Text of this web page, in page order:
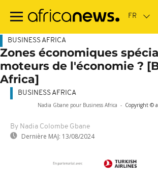
contenu
BUSINESS AFRICA
Zones économiques
moteurs de l'économie ?
Africa]
Nadia Gbane pour Business Africa - Copyright ©
By Nadia Colombe Gbane
Dernière MAJ: 13/08/2024
BUSINESS AFRICA